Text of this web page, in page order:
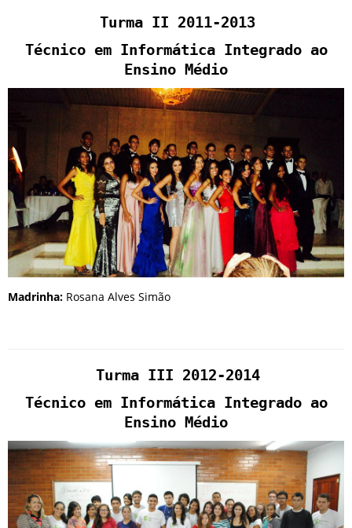
Turma II 2011-2013
Técnico em Informática Integrado ao
Ensino Médio
Madrinha: Rosana Alves Simão
Turma III 2012-2014
Técnico em Informática Integrado ao
Ensino Médio